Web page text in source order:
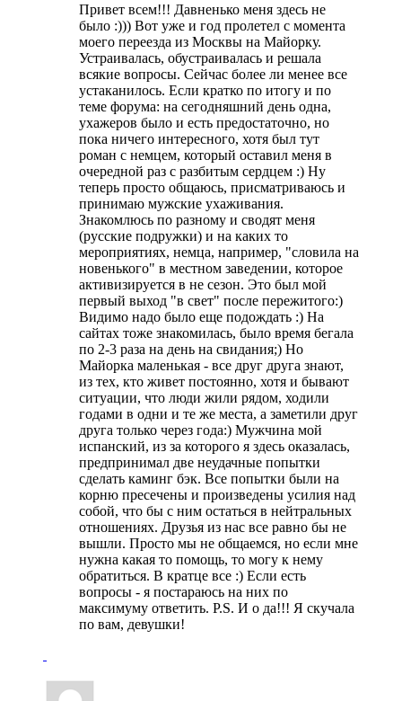
Привет всем!!! Давненько меня здесь не
было :))) Вот уже и год пролетел с момента
моего переезда из Москвы на Майорку.
Устраивалась, обустраивалась и решала
всякие вопросы. Сейчас более ли менее все
устаканилось. Если кратко по итогу и по
теме форума: на сегодняшний день одна,
ухажеров было и есть предостаточно, но
пока ничего интересного, хотя был тут
роман с немцем, который оставил меня в
очередной раз с разбитым сердцем :) Ну
теперь просто общаюсь, присматриваюсь и
принимаю мужские ухаживания.
Знакомлюсь по разному и сводят меня
(русские подружки) и на каких то
мероприятиях, немца, например, "словила на
новенького" в местном заведении, которое
активизируется в не сезон. Это был мой
первый выход "в свет" после пережитого:)
Видимо надо было еще подождать :) На
сайтах тоже знакомилась, было время бегала
по 2-3 раза на день на свидания;) Но
Майорка маленькая - все друг друга знают,
из тех, кто живет постоянно, хотя и бывают
ситуации, что люди жили рядом, ходили
годами в одни и те же места, а заметили друг
друга только через года:) Мужчина мой
испанский, из за которого я здесь оказалась,
предпринимал две неудачные попытки
сделать каминг бэк. Все попытки были на
корню пресечены и произведены усилия над
собой, что бы с ним остаться в нейтральных
отношениях. Друзья из нас все равно бы не
вышли. Просто мы не общаемся, но если мне
нужна какая то помощь, то могу к нему
обратиться. В кратце все :) Если есть
вопросы - я постараюсь на них по
максимуму ответить. P.S. И о да!!! Я скучала
по вам, девушки!